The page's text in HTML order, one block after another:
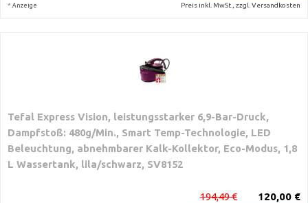
* Anzeige Preis inkl. MwSt., zzgl. Versandkosten
Tefal Express Vision, leistungsstarker 6,9-Bar-Druck,
Dampfstoß: 480g/Min., Smart Temp-Technologie, LED
Beleuchtung, abnehmbarer Kalk-Kollektor, Eco-Modus, 1,8
L Wassertank, lila/schwarz, SV8152
120,00 €
194,49 €